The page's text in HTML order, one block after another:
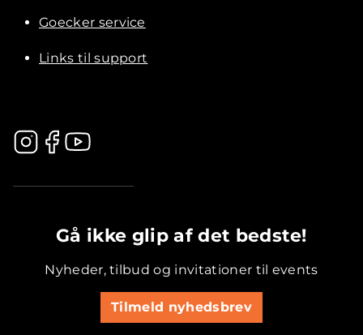
Goecker service
Links til support
Gå ikke glip af det bedste!
Nyheder, tilbud og invitationer til events
Tilmeld nyhedsbrev